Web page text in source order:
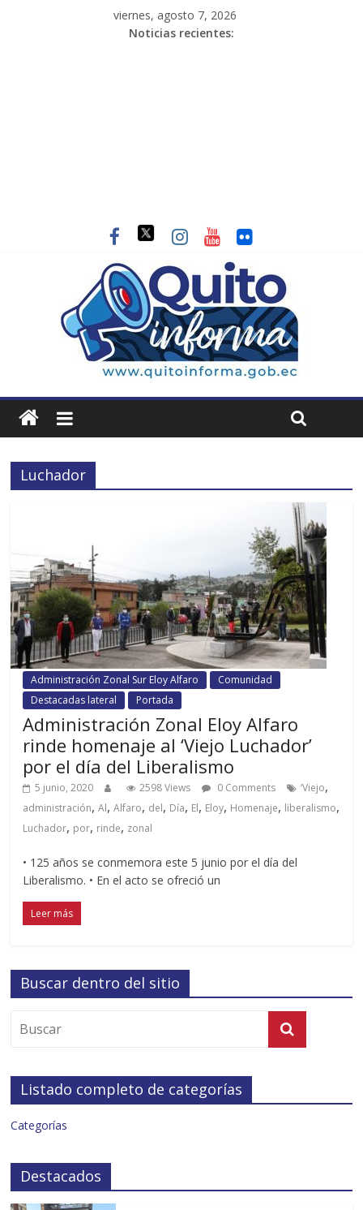
viernes, agosto 7, 2026
Noticias recientes:
Luchador
Administración Zonal Sur Eloy Alfaro
Comunidad
Destacadas lateral
Portada
Administración Zonal Eloy Alfaro
rinde homenaje al ‘Viejo Luchador’
por el día del Liberalismo
5 junio, 2020 2598 Views 0 Comments ‘Viejo,
administración,Al,Alfaro, del, Día, El, Eloy, Homenaje, liberalismo,
Luchador, por, rinde, zonal
• 125 años se conmemora este 5 junio por el día del
Liberalismo. • En el acto se ofreció un
Leer más
Buscar dentro del sitio
Listado completo de categorías
Categorías
Destacados